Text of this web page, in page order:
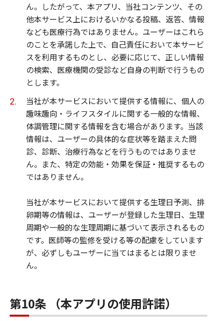
ん。したがって、本アプリ、当社コンテンツ、その
他本サービス上におけるいかなる投稿、返答、情報
なども医療行為ではありません。ユーザーはこれら
のことを承諾した上で、自己責任において本サービ
スを利用するものとし、必要に応じて、正しい情報
の検索、医療機関の受診など自身の判断で行うもの
とします。
当社が本サービスにおいて提供する情報に、個人の
趣味趣向・ライフスタイルに関する一般的な情報、
体調管理に関する情報を含む場合があります。当該
情報は、ユーザーの具体的な症状等を踏まえた問
診、診断、治療行為などを行うものではありませ
ん。また、特定の効能・効果を保証・推奨するもの
ではありません。
当社が本サービスにおいて提供する生理日予測、排
卵期等の情報は、ユーザーが登録した生理日、生理
周期や一般的な生理周期に基づいて表示されるもの
です。医師等の監修を受ける等の配慮をしています
が、必ずしもユーザーに当てはまるとは限りませ
ん。
第10条 （本アプリの使用許諾）